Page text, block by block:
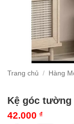
Trang chủ / Hàng
Kệ góc tường
42.000 ₫